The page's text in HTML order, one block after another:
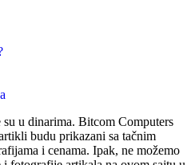
su u dinarima. Bitcom Computers
budu prikazani sa tačnim
i cenama. Ipak, ne možemo